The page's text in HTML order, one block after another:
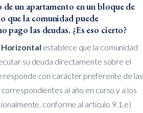
un apartamento en un bloque de
que la comunidad puede
pago las deudas. ¿Es eso cierto?
Horizontal establece que la comunidad
su deuda directamente sobre el
responde con carácter preferente de las
al año en curso y a los
conforme al artículo 9.1.e)